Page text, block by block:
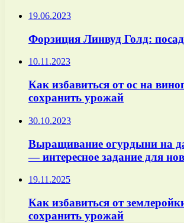
19.06.2023
Форзиция Линвуд Голд:
10.11.2023
Как избавиться от ос на
сохранить урожай
30.10.2023
Выращивание огурдыни на
— интересное задание для
19.11.2025
Как избавиться от
сохранить урожай